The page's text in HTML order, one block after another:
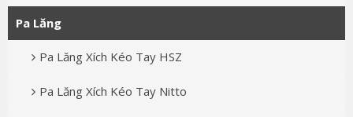
Pa Lăng
Pa Lăng Xích Kéo Tay HSZ
Pa Lăng Xích Kéo Tay Nitto